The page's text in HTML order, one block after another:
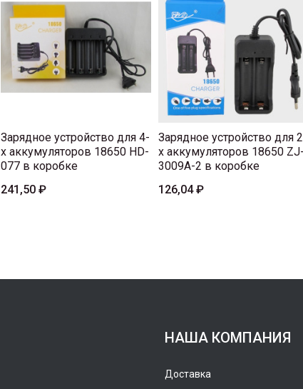
Зарядное устройство для 4-
х аккумуляторов 18650 HD-
077 в коробке
241,50 ₽
Зарядное устройство для
х аккумуляторов 18650 ZJ-
3009A-2 в коробке
126,04 ₽
НАША КОМПАНИЯ
Доставка